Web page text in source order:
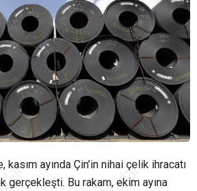
ayında Çin’in nihai çelik ihracatı
gerçekleşti. Bu rakam, ekim ayına